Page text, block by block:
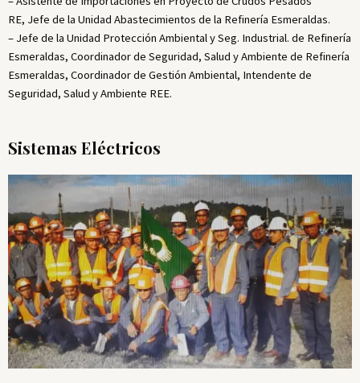
RE, Jefe de la Unidad Abastecimientos de la Refinería Esmeraldas.
– Jefe de la Unidad Protección Ambiental y Seg. Industrial. de Refinería
Esmeraldas, Coordinador de Seguridad, Salud y Ambiente de Refinería
Esmeraldas, Coordinador de Gestión Ambiental, Intendente de
Seguridad, Salud y Ambiente REE.
Sistemas Eléctricos